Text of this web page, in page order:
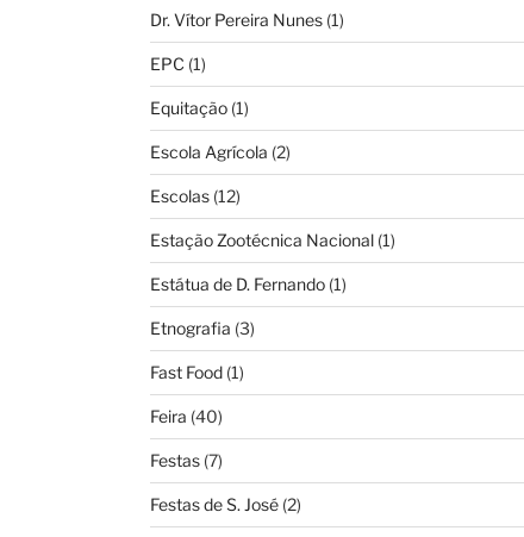
Dr. Vítor Pereira Nunes(1)
EPC (1)
Equitação(1)
Escola Agrícola (2)
Escolas(12)
Estação Zootécnica Nacional(1)
Estátua de D. Fernando(1)
Etnografia (3)
Fast Food(1)
Feira (40)
Festas(7)
Festas de S. José(2)